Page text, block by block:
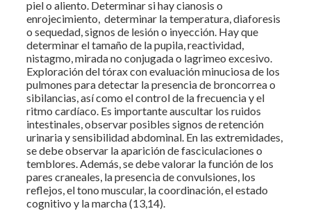
piel o aliento. Determinar si hay cianosis o
enrojecimiento, determinar la temperatura, diaforesis
o sequedad, signos de lesión o inyección. Hay que
determinar el tamaño de la pupila, reactividad,
nistagmo, mirada no conjugada o lagrimeo excesivo.
Exploración del tórax con evaluación minuciosa de los
pulmones para detectar la presencia de broncorrea o
sibilancias, así como el control de la frecuencia y el
ritmo cardíaco. Es importante auscultar los ruidos
intestinales, observar posibles signos de retención
urinaria y sensibilidad abdominal. En las extremidades,
se debe observar la aparición de fasciculaciones o
temblores. Además, se debe valorar la función de los
pares craneales, la presencia de convulsiones, los
reflejos, el tono muscular, la coordinación, el estado
cognitivo y la marcha (13,14).